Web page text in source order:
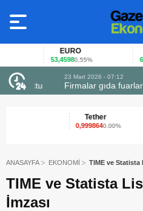
EURO
53,45980,55%
23 Mart 2026 - 07:12
Firmalar gıda fuarlarını bu
Tether
0,9998640.00%
ANASAYFA EKONOMİ TIME ve Statista
TIME ve Statista
İmzası